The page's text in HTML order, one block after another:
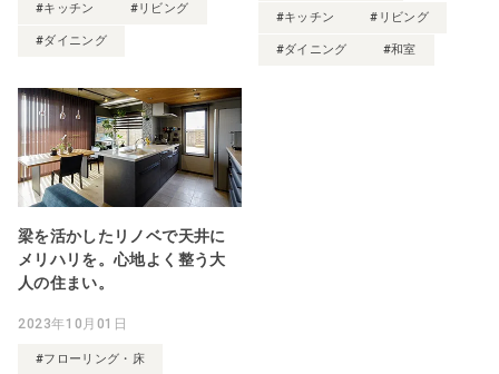
#キッチン #リビング
#ダイニング
#キッチン #リビング
#ダイニング #和室
梁を活かしたリノベで天井に
メリハリを。心地よく整う大
人の住まい。
2023年10月01日
#フローリング・床